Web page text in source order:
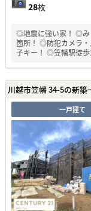
28枚
◎地震に強い家！ ◎み
箇所！ ◎防犯カメラ・
子キー！ ◎笠幡駅徒歩
川越市笠幡 34-5の新築
一戸建て